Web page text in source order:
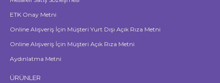
ETK Onay Metni
Online Alışveriş İçin Müşteri Yurt Dışı Açık Rıza Metni
Online Alışveriş İçin Müşteri Açık Rıza Metni
Aydınlatma Metni
ÜRÜNLER